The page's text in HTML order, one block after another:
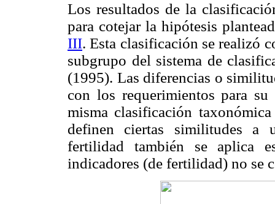
Los resultados de la
para cotejar la hipótesis
III. Esta clasificación se realizó
subgrupo del sistema de
(1995). Las diferencias o
con los requerimientos para
misma clasificación
definen ciertas similitudes a
fertilidad también se aplica
indicadores (de fertilidad) no se